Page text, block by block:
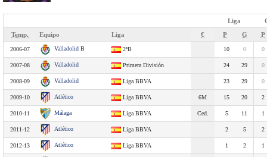
Liga
Temp.
Equipo Liga € P G P
2006-07 Valladolid B 2ªB 10 0 0
2007-08 Valladolid Primera División 24 29 0
2008-09 Valladolid Liga BBVA 23 29 0
2009-10 Atlético Liga BBVA 6M 15 20 2
2010-11 Málaga Liga BBVA Ced. 5 11 1
2011-12 Atlético Liga BBVA 2 5 2
2012-13 Atlético Liga BBVA 1 2 1